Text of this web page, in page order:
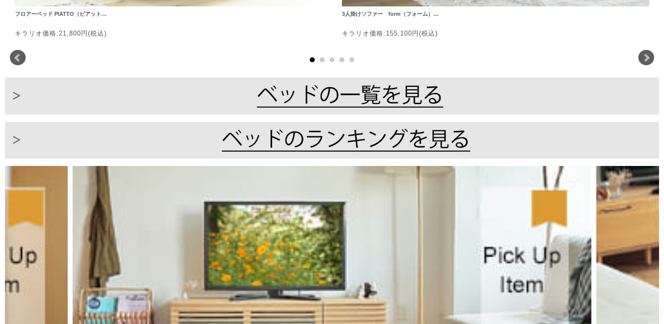
フロアーベッド PIATTO（ピアット…
キラリオ価格:21,800円(税込)
3人掛けソファー form（フォーム）…
キラリオ価格:155,100円(税込)